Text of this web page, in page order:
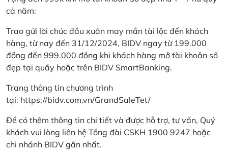
cả năm:
Trao gửi lời chúc đầu xuân may mắn tài lộc đến khách
hàng, từ nay đến 31/12/2024, BIDV ngay từ 199.000
đồng đến 999.000 đồng khi khách hàng mở tài khoản số
đẹp tại quầy hoặc trên BIDV SmartBanking.
Trang thông tin chương trình
tại: https://bidv.com.vn/GrandSaleTet/
Để có thêm thông tin chi tiết và được hỗ trợ, tư vấn, Quý
khách vui lòng liên hệ Tổng đài CSKH 1900 9247 hoặc
chi nhánh BIDV gần nhất.